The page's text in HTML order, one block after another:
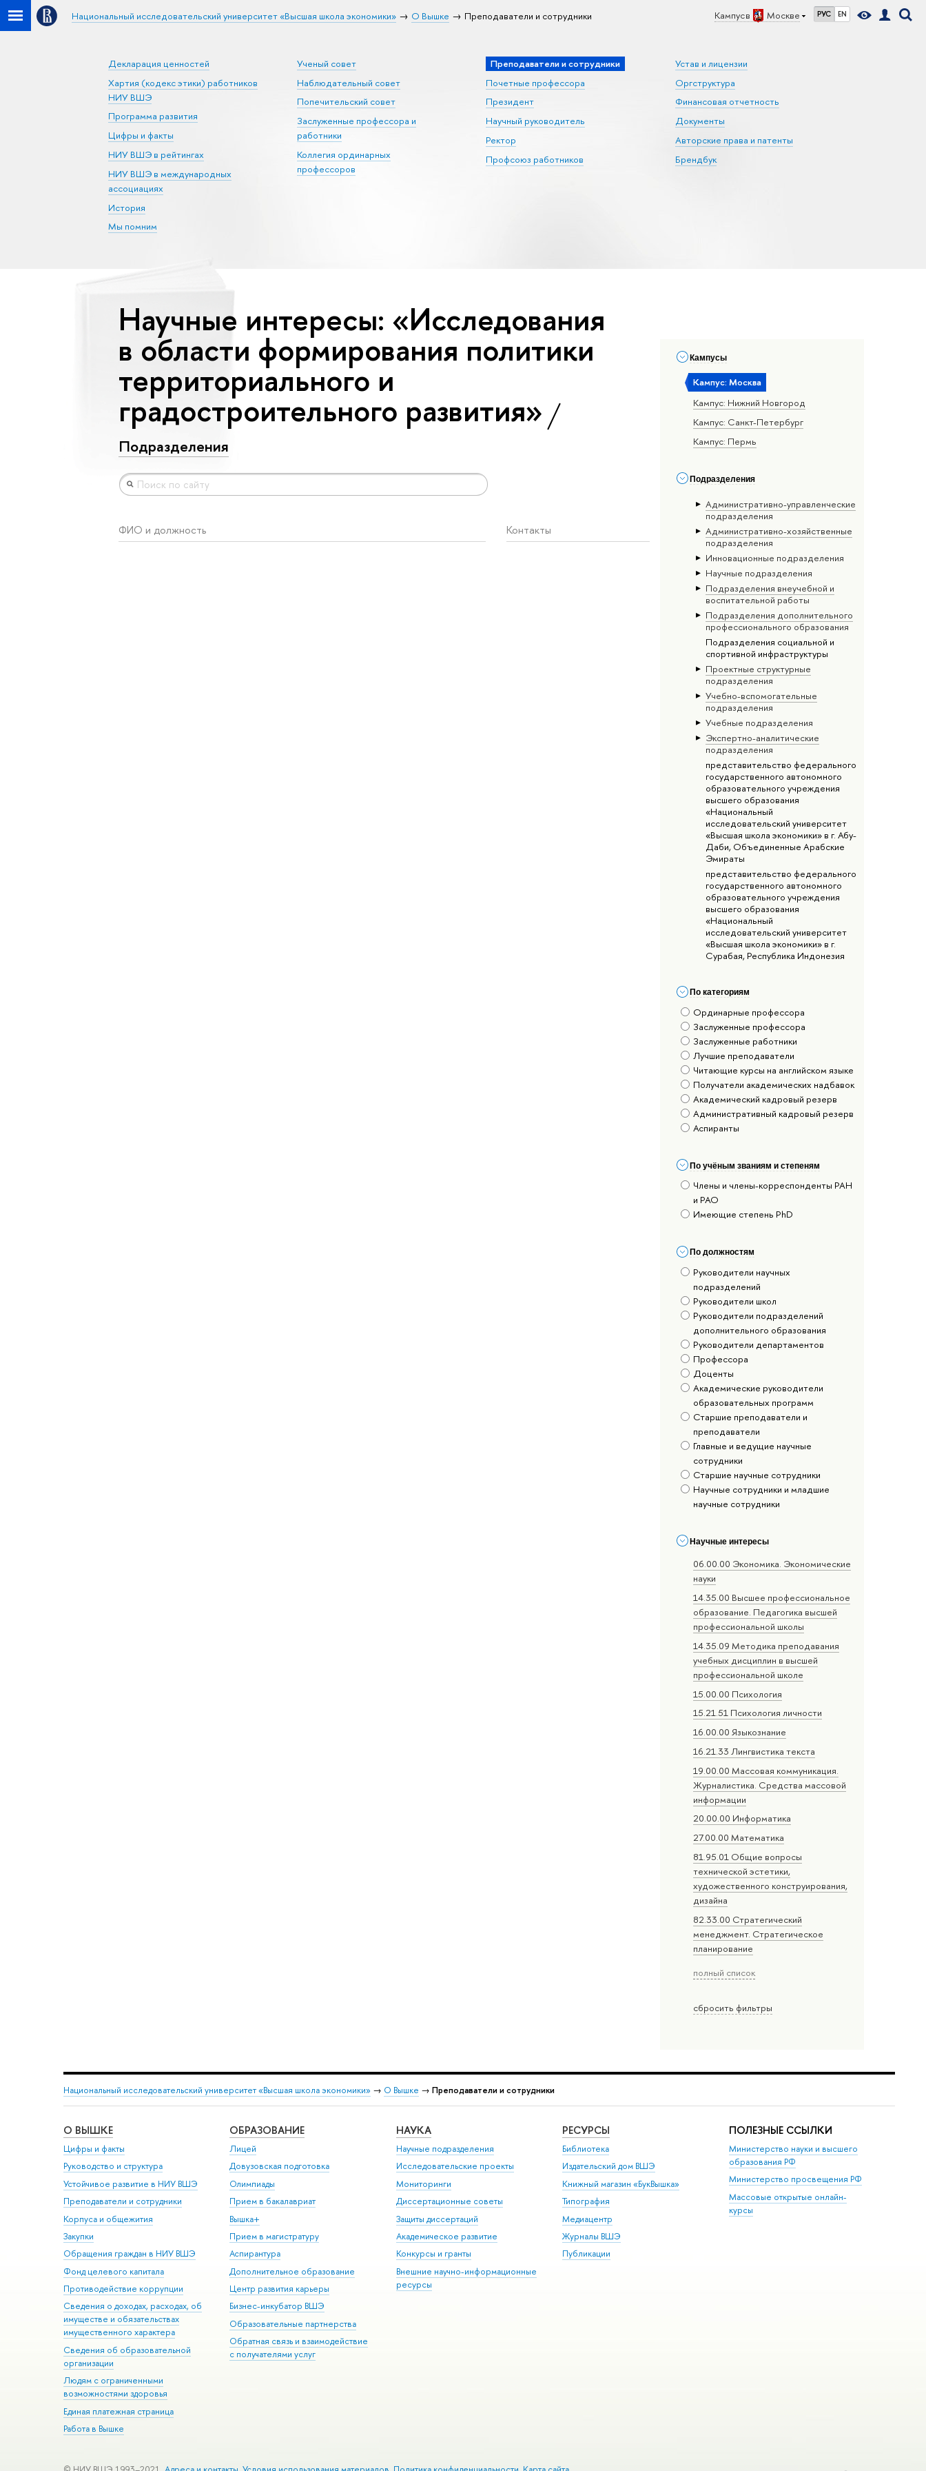
Кампус в Москве РУС EN
Национальный исследовательский университет «Высшая школа экономики» О Вышке Преподаватели и сотрудники
Декларация ценностей
Хартия (кодекс этики) работников
НИУ ВШЭ
Программа развития
Цифры и факты
НИУ ВШЭ в рейтингах
НИУ ВШЭ в международных
ассоциациях
История
Мы помним
Ученый совет
Наблюдательный совет
Попечительский совет
Заслуженные профессора и
работники
Коллегия ординарных
профессоров
Преподаватели и сотрудники
Почетные профессора
Президент
Научный руководитель
Ректор
Профсоюз работников
Устав и лицензии
Оргструктура
Финансовая отчетность
Документы
Авторские права и патенты
Брендбук
Кампусы
Кампус: Москва
Кампус: Нижний Новгород
Кампус: Санкт-Петербург
Кампус: Пермь
Подразделения
Административно-управленческие
подразделения
Административно-хозяйственные
подразделения
Инновационные подразделения
Научные подразделения
Подразделения внеучебной и
воспитательной работы
Подразделения дополнительного
профессионального образования
Подразделения социальной и
спортивной инфраструктуры
Проектные структурные
подразделения
Учебно-вспомогательные
подразделения
Учебные подразделения
Экспертно-аналитические
подразделения
представительство федерального
государственного автономного
образовательного учреждения
высшего образования
«Национальный
исследовательский университет
«Высшая школа экономики» в г. Абу-
Даби, Объединенные Арабские
Эмираты
представительство федерального
государственного автономного
образовательного учреждения
высшего образования
«Национальный
исследовательский университет
«Высшая школа экономики» в г.
Сурабая, Республика Индонезия
По категориям
Ординарные профессора
Заслуженные профессора
Заслуженные работники
Лучшие преподаватели
Читающие курсы на английском языке
Получатели академических надбавок
Академический кадровый резерв
Административный кадровый резерв
Аспиранты
По учёным званиям и степеням
Члены и члены-корреспонденты РАН
и РАО
Имеющие степень PhD
По должностям
Руководители научных
подразделений
Руководители школ
Руководители подразделений
дополнительного образования
Руководители департаментов
Профессора
Доценты
Академические руководители
образовательных программ
Старшие преподаватели и
преподаватели
Главные и ведущие научные
сотрудники
Старшие научные сотрудники
Научные сотрудники и младшие
научные сотрудники
Научные интересы
06.00.00 Экономика. Экономические
науки
14.35.00 Высшее профессиональное
образование. Педагогика высшей
профессиональной школы
14.35.09 Методика преподавания
учебных дисциплин в высшей
профессиональной школе
15.00.00 Психология
15.21.51 Психология личности
16.00.00 Языкознание
16.21.33 Лингвистика текста
19.00.00 Массовая коммуникация.
Журналистика. Средства массовой
информации
20.00.00 Информатика
27.00.00 Математика
81.95.01 Общие вопросы
технической эстетики,
художественного конструирования,
дизайна
82.33.00 Стратегический
менеджмент. Стратегическое
планирование
полный список
сбросить фильтры
Научные интересы: «Исследования
в области формирования политики
территориального и
градостроительного развития»
Подразделения
ФИО и должность Контакты
Национальный исследовательский университет «Высшая школа экономики» → О Вышке → Преподаватели и сотрудники
О ВЫШКЕ
Цифры и факты
Руководство и структура
Устойчивое развитие в НИУ ВШЭ
Преподаватели и сотрудники
Корпуса и общежития
Закупки
Обращения граждан в НИУ ВШЭ
Фонд целевого капитала
Противодействие коррупции
Сведения о доходах, расходах, об
имуществе и обязательствах
имущественного характера
Сведения об образовательной
организации
Людям с ограниченными
возможностями здоровья
Единая платежная страница
Работа в Вышке
ОБРАЗОВАНИЕ
Лицей
Довузовская подготовка
Олимпиады
Прием в бакалавриат
Вышка+
Прием в магистратуру
Аспирантура
Дополнительное образование
Центр развития карьеры
Бизнес-инкубатор ВШЭ
Образовательные партнерства
Обратная связь и взаимодействие
с получателями услуг
НАУКА
Научные подразделения
Исследовательские проекты
Мониторинги
Диссертационные советы
Защиты диссертаций
Академическое развитие
Конкурсы и гранты
Внешние научно-информационные
ресурсы
РЕСУРСЫ
Библиотека
Издательский дом ВШЭ
Книжный магазин «БукВышка»
Типография
Медиацентр
Журналы ВШЭ
Публикации
ПОЛЕЗНЫЕ ССЫЛКИ
Министерство науки и высшего
образования РФ
Министерство просвещения РФ
Массовые открытые онлайн-
курсы